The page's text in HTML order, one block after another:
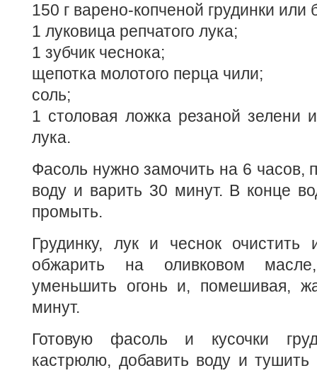
150 г варено-копченой грудинки или
1 луковица репчатого лука;
1 зубчик чеснока;
щепотка молотого перца чили;
соль;
1 столовая ложка резаной зелени
лука.
Фасоль нужно замочить на 6 часов,
воду и варить 30 минут. В конце
промыть.
Грудинку, лук и чеснок
обжарить на оливковом
уменьшить огонь и, помешивая,
минут.
Готовую фасоль и кусочки
кастрюлю, добавить воду и